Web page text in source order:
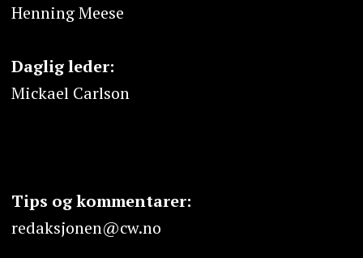
Henning Meese
Daglig leder:
Mickael Carlson
Tips og kommentarer:
redaksjonen@cw.no